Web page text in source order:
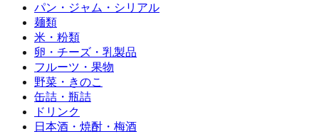
パン・ジャム・シリアル
麺類
米・粉類
卵・チーズ・乳製品
フルーツ・果物
野菜・きのこ
缶詰・瓶詰
ドリンク
日本酒・焼酎・梅酒